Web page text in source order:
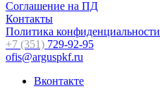
Соглашение на ПД
Контакты
Политика конфиденциальности
+7 (351) 729-92-95
ofis@arguspkf.ru
Вконтакте